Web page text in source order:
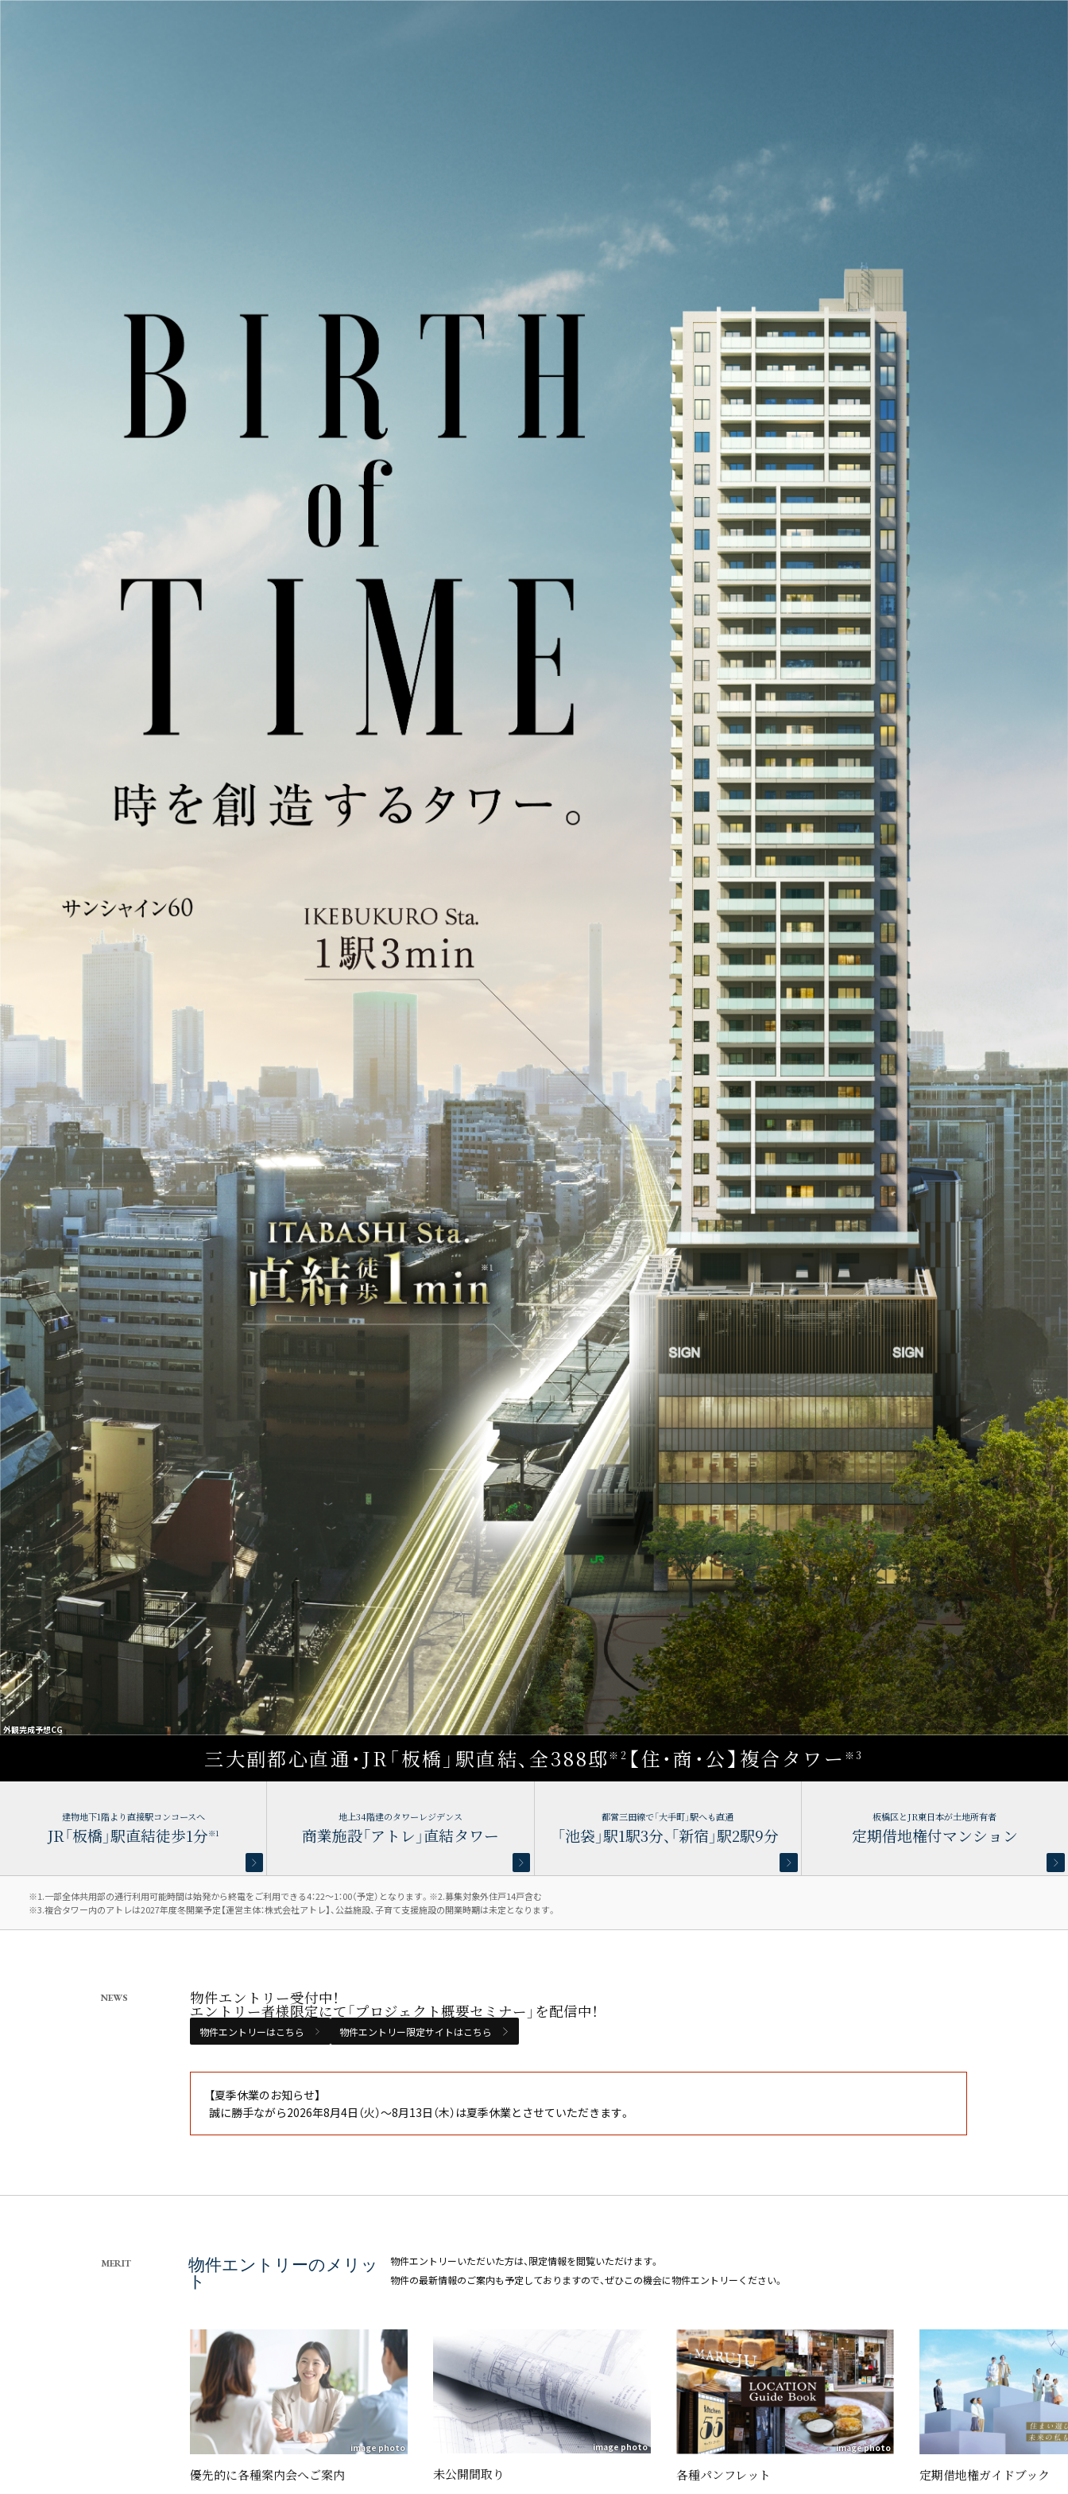
外観完成予想CG
三大副都心直通・JR「板橋」駅直結、全388邸※2 【住・商・公】複合タワー ※3
建物地下1階より直接駅コンコースへ
JR「板橋」駅直結徒歩1分※1
地上34階建のタワーレジデンス
商業施設「アトレ」直結タワー
都営三田線で「大手町」駅へも直通
「池袋」駅1駅3分、「新宿」駅2駅9分
板橋区とJR東日本が土地所有者
定期借地権付マンション
※1.一部全体共用部の通行利用可能時間は始発から終電をご利用できる4：22～1：00（予定）となります。※2.募集対象外住戸14戸含む
※3.複合タワー内のアトレは2027年度冬開業予定【運営主体：株式会社アトレ】、公益施設、子育て支援施設の開業時期は未定となります。
NEWS 物件エントリー受付中！
エントリー者様限定にて「プロジェクト概要セミナー」を配信中！
物件エントリーはこちら 物件エントリー限定サイトはこちら
【夏季休業のお知らせ】
誠に勝手ながら2026年8月4日（火）～8月13日（木）は夏季休業とさせていただきます。
MERIT 物件エントリーのメリッ
ト
物件エントリーいただいた方は、限定情報を閲覧いただけます。
物件の最新情報のご案内も予定しておりますので、ぜひこの機会に物件エントリーください。
image photo
優先的に各種案内会へご案内
image photo
未公開間取り
image photo
各種パンフレット 定期借地権ガイドブック